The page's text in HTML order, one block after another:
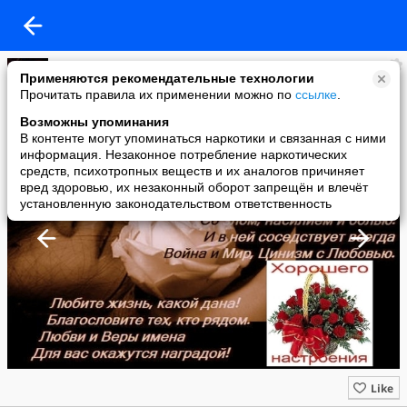
Применяются рекомендательные технологии
Прочитать правила их применении можно по ссылке
Возможны упоминания
В контенте могут упоминаться наркотики и связанная с ними
информация. Незаконное потребление наркотических
средств, психотропных веществ и их аналогов причиняет
вред здоровью, их незаконный оборот запрещён и влечёт
установленную законодательством ответственность
Мужчина и Женщина - две природы!?
added a photo
12 Jan в 21:09
Like